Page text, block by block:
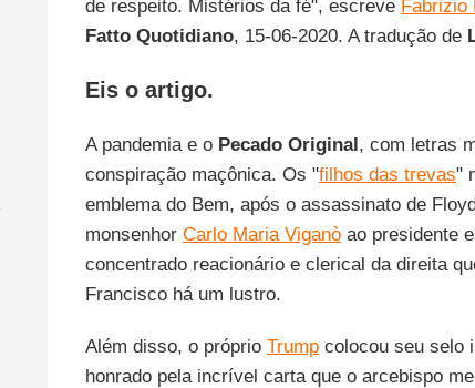
de respeito. Mistérios da fé", escreve Fabrizio
Fatto Quotidiano, 15-06-2020. A tradução de
Eis o artigo.
A pandemia e o Pecado Original, com letras
conspiração maçônica. Os "filhos das trevas"
emblema do Bem, após o assassinato de
monsenhor Carlo Maria Viganòao presidente
concentrado reacionário e clerical da direita
Francisco há um lustro.
Além disso, o próprio Trumpcolocou seu selo
honrado pela incrível carta que o arcebispo